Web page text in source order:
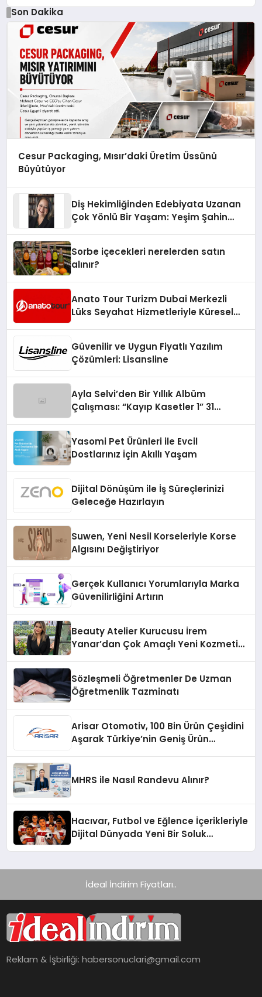
Son Dakika
Cesur Packaging, Mısır’daki Üretim Üssünü
Büyütüyor
Diş Hekimliğinden Edebiyata Uzanan
Çok Yönlü Bir Yaşam: Yeşim Şahin
Sorbe içecekleri nerelerden satın
alınır?
Anato Tour Turizm Dubai Merkezli
Lüks Seyahat Hizmetleriyle Küresel
Güvenilir ve Uygun Fiyatlı Yazılım
Çözümleri: Lisansline
Ayla Selvi’den Bir Yıllık Albüm
Çalışması: “Kayıp Kasetler 1” 31
Yasomi Pet Ürünleri ile Evcil
Dostlarınız İçin Akıllı Yaşam
Dijital Dönüşüm ile İş Süreçlerinizi
Geleceğe Hazırlayın
Suwen, Yeni Nesil Korseleriyle Korse
Algısını Değiştiriyor
Gerçek Kullanıcı Yorumlarıyla Marka
Güvenilirliğini Artırın
Beauty Atelier Kurucusu İrem
Yanar’dan Çok Amaçlı Yeni Kozmetik
Sözleşmeli Öğretmenler De Uzman
Öğretmenlik Tazminatı
Arisar Otomotiv, 100 Bin Ürün Çeşidini
Aşarak Türkiye’nin Geniş Ürün
MHRS ile Nasıl Randevu Alınır?
Hacıvar, Futbol ve Eğlence İçerikleriyle
Dijital Dünyada Yeni Bir Soluk
İdeal İndirim Fiyatları..
Reklam & İşbirliği:habersonuclari@gmail.com